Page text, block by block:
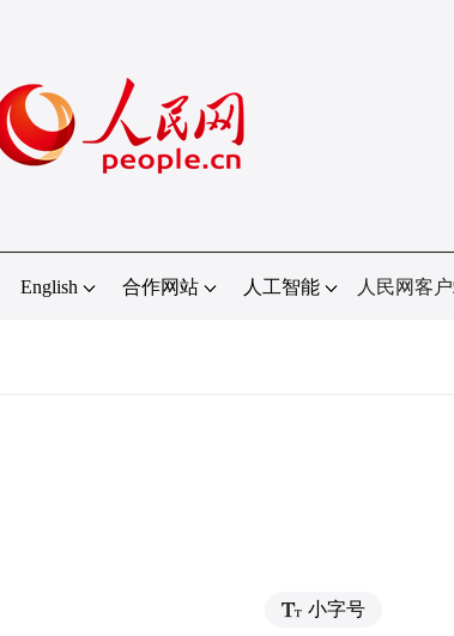
English 合作网站 人工智能 人民网客
小字号